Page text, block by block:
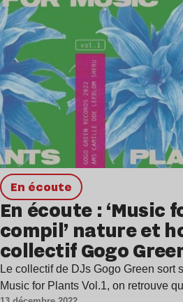
en écoute
En écoute : ‘Music
compil’ nature et
collectif Gogo
Le collectif de DJs Gogo Green sort
Music for Plants Vol.1, on retrouve